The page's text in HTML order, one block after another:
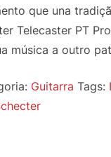
que una
Telecaster PT
música a outro
Guitarra Tags: